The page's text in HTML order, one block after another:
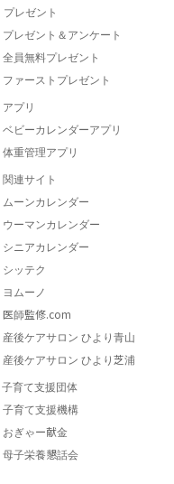
プレゼント
プレゼント＆アンケート
全員無料プレゼント
ファーストプレゼント
アプリ
ベビーカレンダーアプリ
体重管理アプリ
関連サイト
ムーンカレンダー
ウーマンカレンダー
シニアカレンダー
シッテク
ヨムーノ
医師監修.com
産後ケアサロン ひより青山
産後ケアサロン ひより芝浦
子育て支援団体
子育て支援機構
おぎゃー献金
母子栄養懇話会